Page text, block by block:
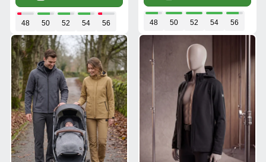
48 50 52 54 56 48 50 52 54 56